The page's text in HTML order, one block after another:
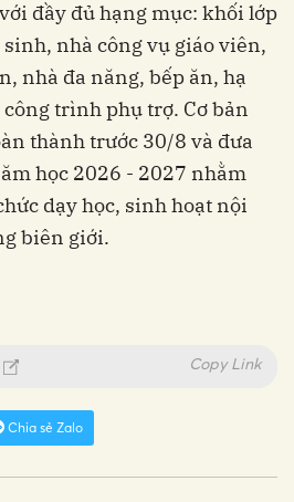
đầy đủ hạng mục: khối lớp
nhà công vụ giáo viên,
nhà đa năng, bếp ăn, hạ
trình phụ trợ. Cơ bản
thành trước 30/8 và đưa
học 2026 - 2027 nhằm
dạy học, sinh hoạt nội
biên giới.
Copy Link
Chia sẻ Zalo